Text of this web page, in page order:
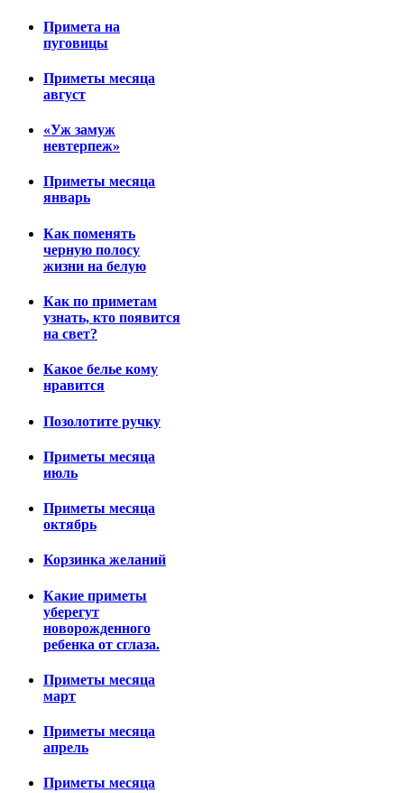
Примета на
пуговицы
Приметы месяца
август
«Уж замуж
невтерпеж»
Приметы месяца
январь
Как поменять
черную полосу
жизни на белую
Как по приметам
узнать, кто появится
на свет?
Какое белье кому
нравится
Позолотите ручку
Приметы месяца
июль
Приметы месяца
октябрь
Корзинка желаний
Какие приметы
уберегут
новорожденного
ребенка от сглаза.
Приметы месяца
март
Приметы месяца
апрель
Приметы месяца